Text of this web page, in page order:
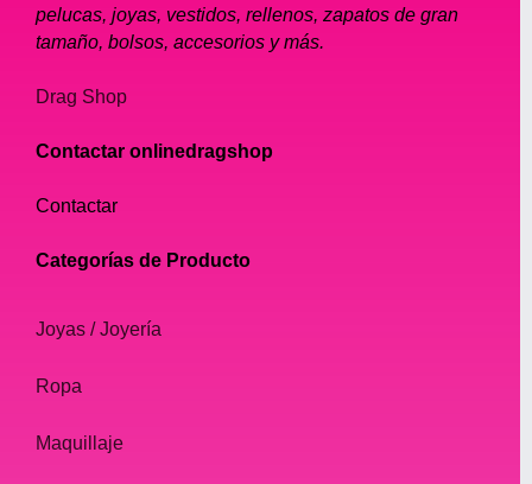
pelucas, joyas, vestidos, rellenos, zapatos de gran
tamaño, bolsos, accesorios y más.
Drag Shop
Contactar onlinedragshop
Contactar
Categorías de Producto
Joyas / Joyería
Ropa
Maquillaje